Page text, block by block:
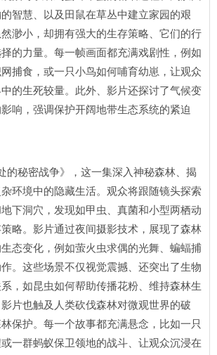
智慧、以及田鼠在草丛中建立家园的艰
渺小，却拥有强大的生存策略、它们的行
的力量。每一帧画面都充满戏剧性，例如
捕食，或一只小鸟如何哺育幼崽，让观众
的生死较量。此外、影片还探讨了气候变
响，强调保护开阔地带生态系统的紧迫
的秘密战争》，这一集深入神秘森林、揭
环境中的隐藏生活。观众将跟随镜头探索
下洞穴，发现如甲虫、真菌和小型两栖动
略。影片通过夜间摄影技术，展现了森林
态变化，例如萤火虫求偶的光舞、蝙蝠捕
。这些场景不仅视觉震撼、还突出了生物
，如昆虫如何帮助传播花粉、维持森林生
片也触及人类砍伐森林对微观世界的破
保护。每一个故事都充满悬念，比如一只
一群蚂蚁保卫领地的战斗、让观众沉浸在